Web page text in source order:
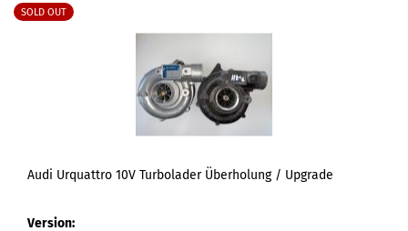
SOLD OUT
Audi Urquattro 10V Turbolader Überholung / Upgrade
Version: